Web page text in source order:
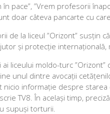
în pace”, ”Vrem profesorii
doar câteva pancarte cu
de la liceul ”Orizont” susțin
și protecție
ai liceului moldo-turc
unul dintre avocații
nicio informație despre
TV8. În același timp,
supuși torturii.